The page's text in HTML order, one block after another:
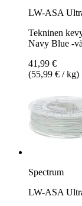
LW-ASA
Tekninen
Navy Blue -
41,99 €
(55,99 € / kg)
Spectrum
LW-ASA